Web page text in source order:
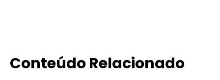
Conteúdo Relacionado